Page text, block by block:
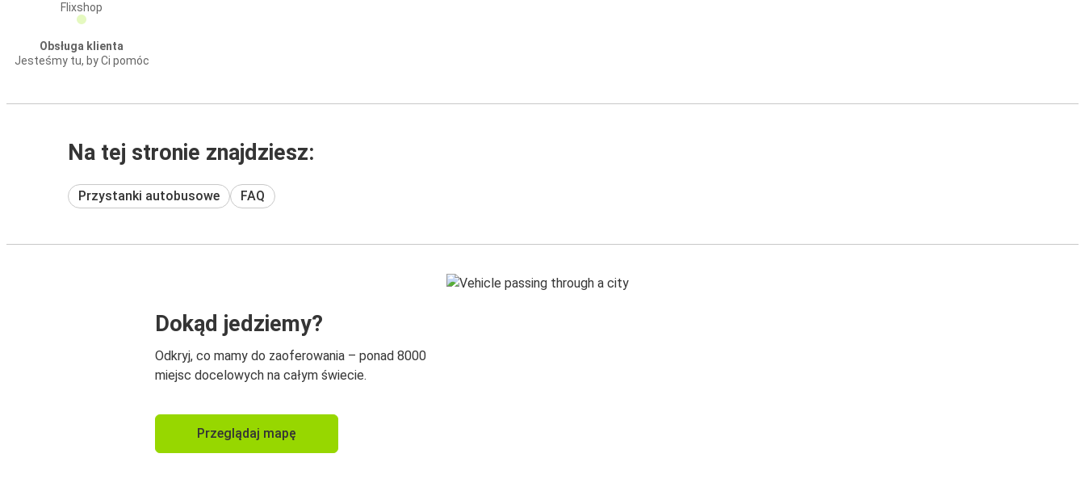
Flixshop
Obsługa klienta
Jesteśmy tu, by Ci pomóc
Na tej stronie znajdziesz:
Przystanki autobusowe FAQ
Dokąd jedziemy?
Odkryj, co mamy do zaoferowania – ponad 8000
miejsc docelowych na całym świecie.
Przeglądaj mapę